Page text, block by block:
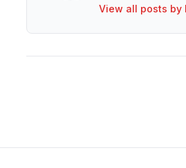
View all posts by